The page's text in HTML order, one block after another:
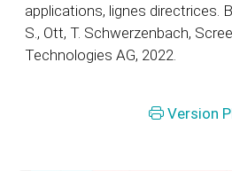
applications, lignes directrices.
S., Ott, T. Schwerzenbach,
Technologies AG, 2022.
Version